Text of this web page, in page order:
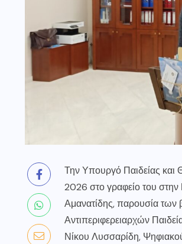
Την Υπουργό Παιδείας
2026 στο γραφείο του στην
Αμανατίδης, παρουσία
Αντιπεριφερειαρχών
Νίκου Λυσσαρίδη,